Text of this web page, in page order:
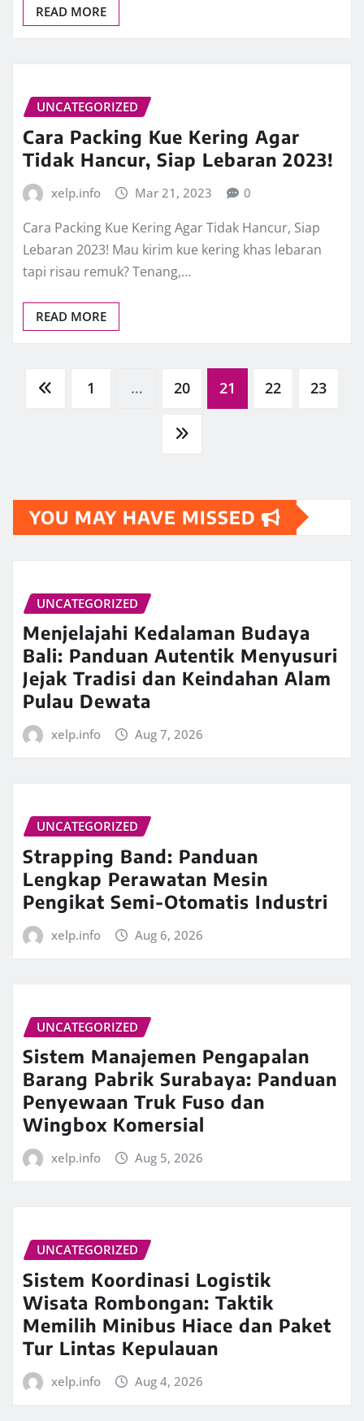
READ MORE
UNCATEGORIZED
Cara Packing Kue Kering Agar
Tidak Hancur, Siap Lebaran 2023!
xelp.info Mar 21, 2023 0
Cara Packing Kue Kering Agar Tidak Hancur, Siap
Lebaran 2023! Mau kirim kue kering khas lebaran
tapi risau remuk? Tenang,…
READ MORE
Posts1 … 20 21 22 23
YOU MAY HAVE MISSED
UNCATEGORIZED
Menjelajahi Kedalaman Budaya
Bali: Panduan Autentik Menyusuri
Jejak Tradisi dan Keindahan Alam
Pulau Dewata
xelp.info Aug 7, 2026
UNCATEGORIZED
Strapping Band: Panduan
Lengkap Perawatan Mesin
Pengikat Semi-Otomatis Industri
xelp.info Aug 6, 2026
UNCATEGORIZED
Sistem Manajemen Pengapalan
Barang Pabrik Surabaya: Panduan
Penyewaan Truk Fuso dan
Wingbox Komersial
xelp.info Aug 5, 2026
UNCATEGORIZED
Sistem Koordinasi Logistik
Wisata Rombongan: Taktik
Memilih Minibus Hiace dan Paket
Tur Lintas Kepulauan
xelp.info Aug 4, 2026